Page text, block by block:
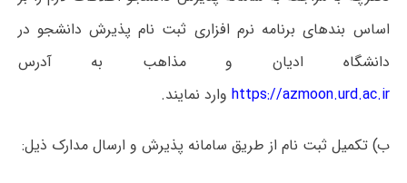
اساس بندهای برنامه نرم افزاری ثبت نام پذیرش دانشجو در
دانشگاه ادیان و مذاهب به آدرس
https://azmoon.urd.ac.ir وارد نمایند.
ب) تکمیل ثبت نام از طریق سامانه پذیرش و ارسال مدارک ذیل: